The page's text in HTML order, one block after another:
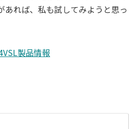
あれば、私も試してみようと思っ
製品情報